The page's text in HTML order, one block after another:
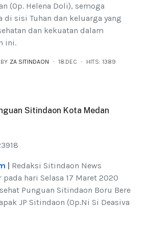
(Op. Helena Doli), semoga
sisi Tuhan dan keluarga yang
dan kekuatan dalam
ini.
BY ZA SITINDAON 18.DEC HITS: 1389
Sitindaon Kota Medan
| Redaksi Sitindaon News
hari Selasa 17 Maret 2020
Punguan Sitindaon Boru Bere
JP Sitindaon (Op.Ni Si Deasiva